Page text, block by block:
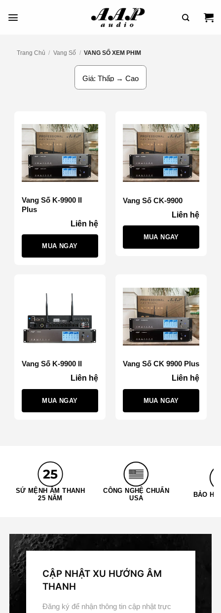
Qua
Trang Chủ / Vang Số / VANG SỐ XEM PHIM
Vang Số K-9900 II
Plus
Liên hệ
MUA NGAY
Vang Số CK-9900
Liên hệ
MUA NGAY
Vang Số K-9900 II
Liên hệ
MUA NGAY
Vang Số CK 9900 Plus
Liên hệ
MUA NGAY
SỨ MỆNH ÂM THANH
25 NĂM
CÔNG NGHỆ CHUẨN
USA
BẢO
CẬP NHẬT XU HƯỚNG ÂM
THANH
Đăng ký để nhận thông tin cập nhật trực